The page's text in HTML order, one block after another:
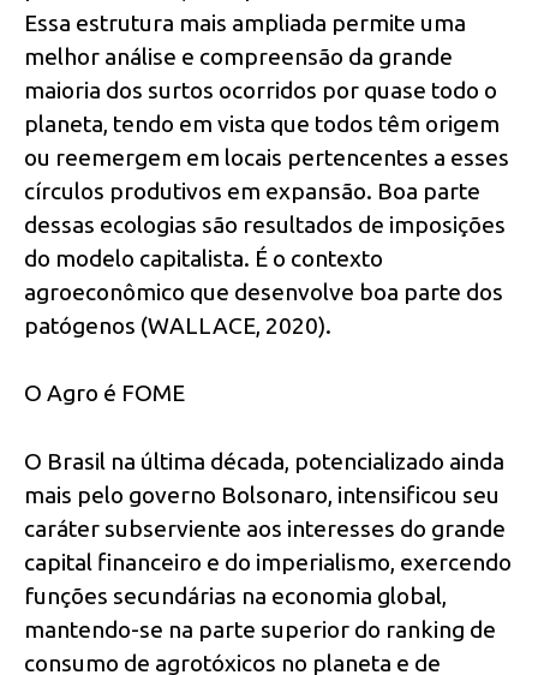
Essa estrutura mais ampliada permite uma
melhor análise e compreensão da grande
maioria dos surtos ocorridos por quase todo o
planeta, tendo em vista que todos têm origem
ou reemergem em locais pertencentes a esses
círculos produtivos em expansão. Boa parte
dessas ecologias são resultados de imposições
do modelo capitalista. É o contexto
agroeconômico que desenvolve boa parte dos
patógenos (WALLACE, 2020).
O Agro é FOME
O Brasil na última década, potencializado ainda
mais pelo governo Bolsonaro, intensificou seu
caráter subserviente aos interesses do grande
capital financeiro e do imperialismo, exercendo
funções secundárias na economia global,
mantendo-se na parte superior do ranking de
consumo de agrotóxicos no planeta e de